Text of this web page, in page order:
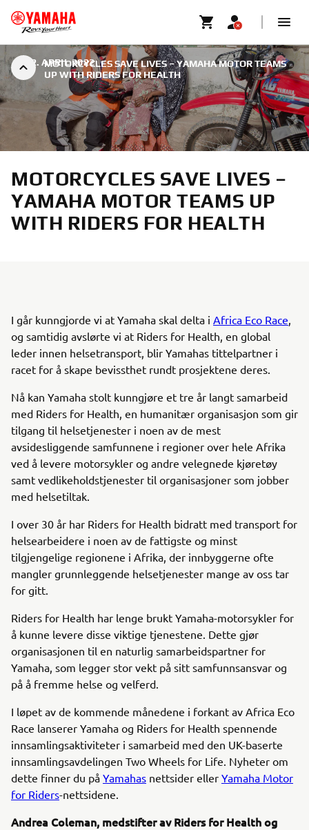
MOTORCYCLES SAVE LIVES – YAMAHA MOTOR TEAMS
UP WITH RIDERS FOR HEALTH
12. APRIL 2022
MOTORCYCLES SAVE LIVES –
YAMAHA MOTOR TEAMS UP
WITH RIDERS FOR HEALTH
I går kunngjorde vi at Yamaha skal delta i Africa Eco Race,
og samtidig avslørte vi at Riders for Health, en global
leder innen helsetransport, blir Yamahas tittelpartner i
racet for å skape bevissthet rundt prosjektene deres.
Nå kan Yamaha stolt kunngjøre et tre år langt samarbeid
med Riders for Health, en humanitær organisasjon som gir
tilgang til helsetjenester i noen av de mest
avsidesliggende samfunnene i regioner over hele Afrika
ved å levere motorsykler og andre velegnede kjøretøy
samt vedlikeholdstjenester til organisasjoner som jobber
med helsetiltak.
I over 30 år har Riders for Health bidratt med transport for
helsearbeidere i noen av de fattigste og minst
tilgjengelige regionene i Afrika, der innbyggerne ofte
mangler grunnleggende helsetjenester mange av oss tar
for gitt.
Riders for Health har lenge brukt Yamaha-motorsykler for
å kunne levere disse viktige tjenestene. Dette gjør
organisasjonen til en naturlig samarbeidspartner for
Yamaha, som legger stor vekt på sitt samfunnsansvar og
på å fremme helse og velferd.
I løpet av de kommende månedene i forkant av Africa Eco
Race lanserer Yamaha og Riders for Health spennende
innsamlingsaktiviteter i samarbeid med den UK-baserte
innsamlingsavdelingen Two Wheels for Life. Nyheter om
dette finner du på Yamahas nettsider eller Yamaha Motor
for Riders-nettsidene.
Andrea Coleman, medstifter av Riders for Health og